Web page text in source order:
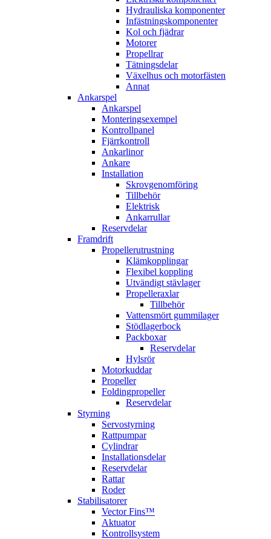
Hydrauliska komponenter
Infästningskomponenter
Kol och fjädrar
Motorer
Propellrar
Tätningsdelar
Växelhus och motorfästen
Annat
Ankarspel
Ankarspel
Monteringsexempel
Kontrollpanel
Fjärrkontroll
Ankarlinor
Ankare
Installation
Skrovgenomföring
Tillbehör
Elektrisk
Ankarrullar
Reservdelar
Framdrift
Propellerutrustning
Klämkopplingar
Flexibel koppling
Utvändigt stävlager
Propelleraxlar
Tillbehör
Vattensmört gummilager
Stödlagerbock
Packboxar
Reservdelar
Hylsrör
Motorkuddar
Propeller
Foldingpropeller
Reservdelar
Styrning
Servostyrning
Rattpumpar
Cylindrar
Installationsdelar
Reservdelar
Rattar
Roder
Stabilisatorer
Vector Fins™
Aktuator
Kontrollsystem